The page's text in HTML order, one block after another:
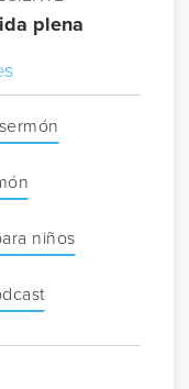
plena
niños